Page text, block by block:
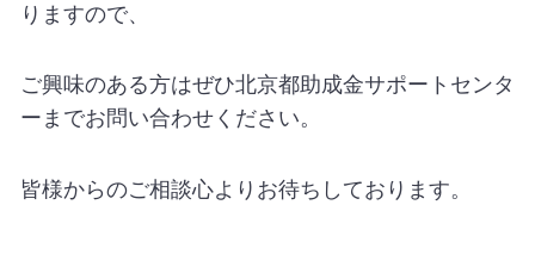
りますので、
ご興味のある方はぜひ北京都助成金サポートセンタ
ーまでお問い合わせください。
皆様からのご相談心よりお待ちしております。